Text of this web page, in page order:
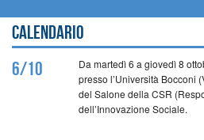
Calendario
6/10
Da martedì 6 a giovedì 8
presso l’Università Bocconi
del Salone della CSR
dell’Innovazione Sociale.